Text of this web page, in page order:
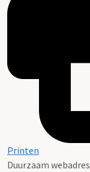
Printen
Duurzaam webadres